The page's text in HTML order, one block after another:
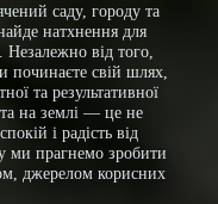
саду, городу та
натхнення для
Незалежно від того,
починаєте свій шлях,
та результативної
на землі — це не
і радість від
ми прагнемо зробити
джерелом корисних